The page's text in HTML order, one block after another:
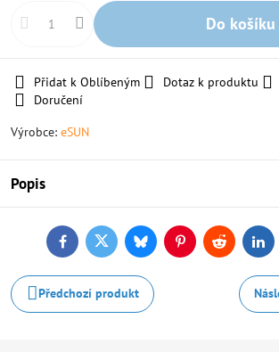
Do košíku
Přidat k Oblíbeným Dotaz k produktu
Doručení
Výrobce: eSUN
Popis
FacebookTwitterBlueskyPinterestReddit
Předchozí produkt